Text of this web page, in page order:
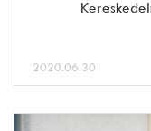
2020.06.30